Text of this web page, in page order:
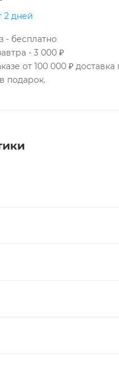
2 дней
- бесплатно
- 3 000 ₽
от 100 000 ₽ доставка
подарок.